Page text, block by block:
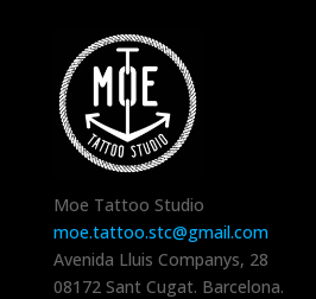
Moe Tattoo Studio
moe.tattoo.stc@gmail.com
Avenida Lluis Companys, 28
08172 Sant Cugat. Barcelona.